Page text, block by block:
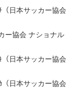
日本サッカー協会
協会 ナショナル
日本サッカー協会
日本サッカー協会